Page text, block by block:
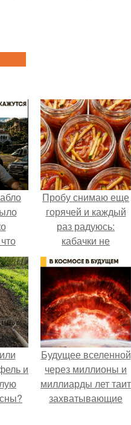
о
Пробу снимаю еще
горячей и каждый
раз радуюсь:
кабачки не
развариваются, а
соус получается
густым и
пикантным.
и
Будущее вселенной
через миллионы и
миллиарды лет таит
захватывающие